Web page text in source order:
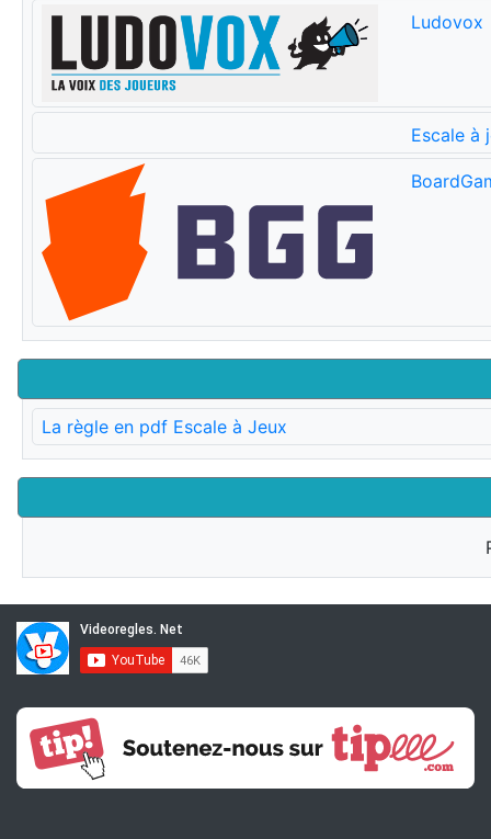
Ludovox
Escale à
La règle en pdf Escale à Jeux